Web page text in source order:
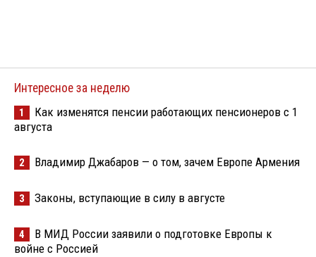
Интересное за неделю
1
Как изменятся пенсии работающих пенсионеров с 1
августа
2 Владимир Джабаров — о том, зачем Европе Армения
3 Законы, вступающие в силу в августе
4
В МИД России заявили о подготовке Европы к
войне с Россией